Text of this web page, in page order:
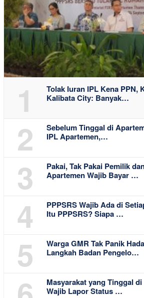
1
Tolak Iuran IPL Kena PPN,
Kalibata City: Banyak…
2
Sebelum Tinggal di
IPL Apartemen,…
3
Pakai, Tak Pakai Pemilik
Apartemen Wajib Bayar …
4
PPPSRS Wajib Ada di
Itu PPPSRS? Siapa …
5
Warga GMR Tak Panik
Langkah Badan Pengelo…
Masyarakat yang Tinggal
Wajib Lapor Status …